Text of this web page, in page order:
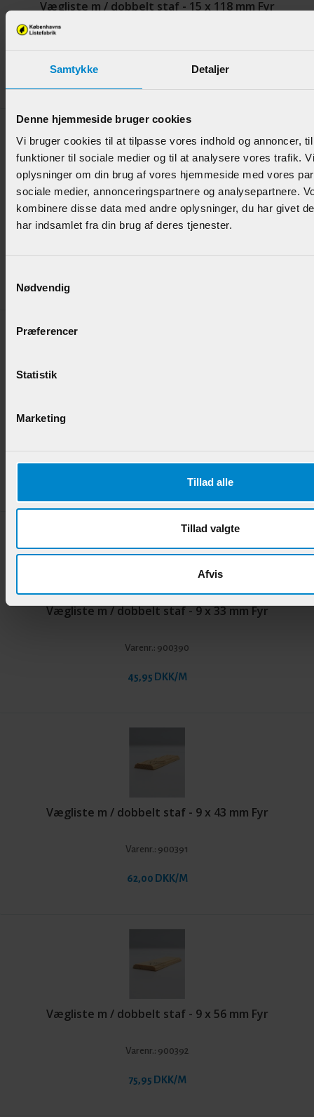
Samtykke Detaljer
Denne hjemmeside bruger cookies
Vi bruger cookies til at tilpasse vores indhold og annoncer,
funktioner til sociale medier og til at analysere vores trafik.
oplysninger om din brug af vores hjemmeside med vores
sociale medier, annonceringspartnere og analysepartnere.
kombinere disse data med andre oplysninger, du har givet
har indsamlet fra din brug af deres tjenester.
Nødvendig
Præferencer
Statistik
Marketing
Tillad alle
Tillad valgte
Afvis
Vægliste m / dobbelt staf - 15 x 118 mm Fyr
Vægliste m / dobbelt staf - 8 x 20 mm Fyr
Vægliste m / dobbelt staf - 9 x 33 mm Fyr
Varenr.: 900390
45,95 DKK/M
Vægliste m / dobbelt staf - 9 x 43 mm Fyr
Varenr.: 900391
62,00 DKK/M
Vægliste m / dobbelt staf - 9 x 56 mm Fyr
Varenr.: 900392
75,95 DKK/M